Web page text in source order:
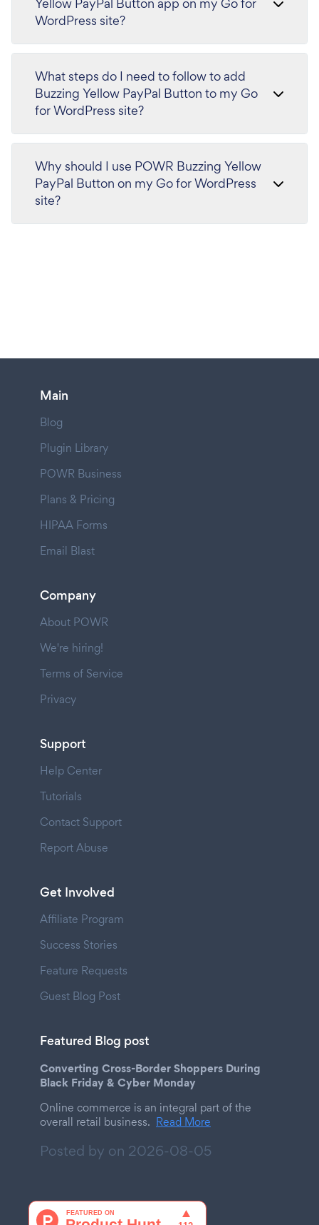
WordPress site?
What steps do I need to follow to add
Buzzing Yellow PayPal Button to my Go
for WordPress site?
Why should I use POWR Buzzing Yellow
PayPal Button on my Go for WordPress
site?
Main
Blog
Plugin Library
POWR Business
Plans & Pricing
HIPAA Forms
Email Blast
Company
About POWR
We're hiring!
Terms of Service
Privacy
Support
Help Center
Tutorials
Contact Support
Report Abuse
Get Involved
Affiliate Program
Success Stories
Feature Requests
Guest Blog Post
Featured Blog post
Converting Cross-Border Shoppers During
Black Friday & Cyber Monday
Online commerce is an integral part of the
overall retail business. Read More
Posted by on 2026-08-05